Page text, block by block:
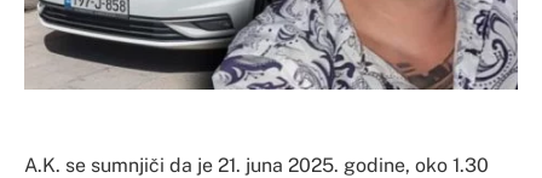
A.K. se sumnjiči da je 21. juna 2025. godine, oko 1.30